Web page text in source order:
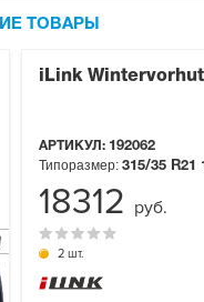
ТОВАРЫ
iLink Wintervorhut
АРТИКУЛ: 192062
2 шт.
Типоразмер: 315/35 R21
18312 руб.